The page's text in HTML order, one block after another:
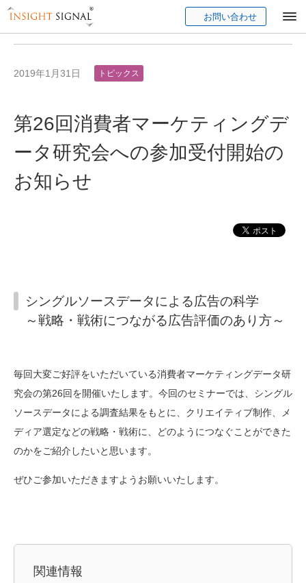
Insight Signal
お問い合わせ
2019年1月31日 トピックス
第26回消費者マーケティングデ
ータ研究会への参加受付開始の
お知らせ
シングルソースデータによる広告の科学
～戦略・戦術につながる広告評価のあり方～
毎回大変ご好評をいただいている消費者マーケティングデータ研
究会の第26回を開催いたします。今回のセミナーでは、 シングル
ソースデータによる調査結果をもとに、クリエイティブ制作、メ
ディア選定などの戦略・戦術に、どのようにつなぐことができた
のかをご紹介 したいと思います。
ぜひご参加いただきますようお願いいたします。
関連情報